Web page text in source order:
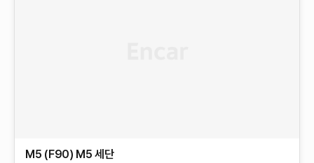
M5 (F90) M5 세단